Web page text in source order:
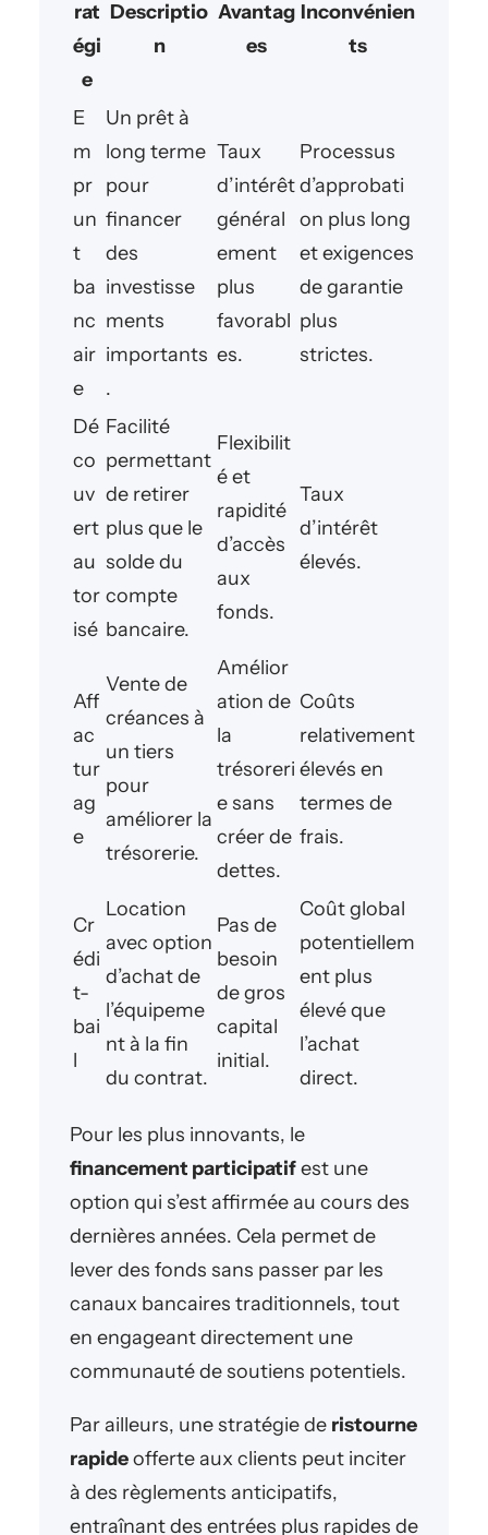
rat
égi
e
Descriptio
n
Avantag
es
Inconvénien
ts
E
m
pr
un
t
ba
nc
air
e
Un prêt à
long terme
pour
financer
des
investisse
ments
importants
.
Taux
d’intérêt
général
ement
plus
favorabl
es.
Processus
d’approbati
on plus long
et exigences
de garantie
plus
strictes.
Dé
co
uv
ert
au
tor
isé
Facilité
permettant
de retirer
plus que le
solde du
compte
bancaire.
Flexibilit
é et
rapidité
d’accès
aux
fonds.
Taux
d’intérêt
élevés.
Aff
ac
tur
ag
e
Vente de
créances à
un tiers
pour
améliorer la
trésorerie.
Amélior
ation de
la
trésoreri
e sans
créer de
dettes.
Coûts
relativement
élevés en
termes de
frais.
Cr
édi
t-
bai
l
Location
avec option
d’achat de
l’équipeme
nt à la fin
du contrat.
Pas de
besoin
de gros
capital
initial.
Coût global
potentiellem
ent plus
élevé que
l’achat
direct.
Pour les plus innovants, le
financement participatifest une
option qui s’est affirmée au cours des
dernières années. Cela permet de
lever des fonds sans passer par les
canaux bancaires traditionnels, tout
en engageant directement une
communauté de soutiens potentiels.
Par ailleurs, une stratégie de ristourne
rapideofferte aux clients peut inciter
à des règlements anticipatifs,
entraînant des entrées plus rapides de